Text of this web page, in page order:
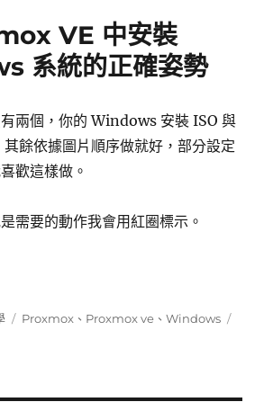
VE 中安裝
系統的正確姿勢
兩個，你的 Windows 安裝 ISO 與
餘依據圖片順序做就好，部分設定
歡這樣做。
需要的動作我會用紅圈標示。
VE 中安裝 Windows 系統的正確
標
Proxmox 、 Proxmox ve 、Windows